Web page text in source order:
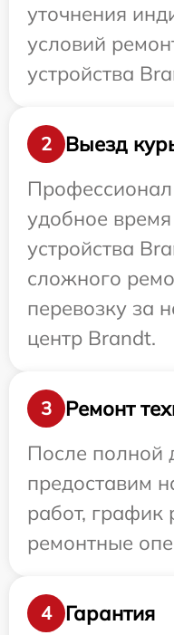
уточнения
условий
устройства
2
Выезд
удобное
устройства
сложного
перевозку за
центр Brandt.
3
Ремонт
После полной
предоставим
работ, график
ремонтные
4 Гарантия